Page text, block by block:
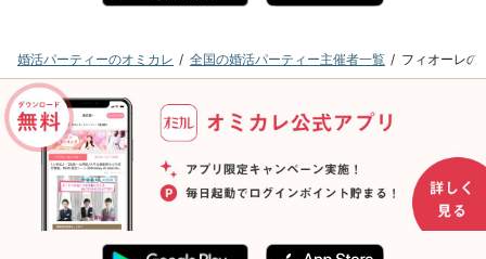
婚活パーティーのオミカレ 全国の婚活パーティー主催者一覧 フィオーレの